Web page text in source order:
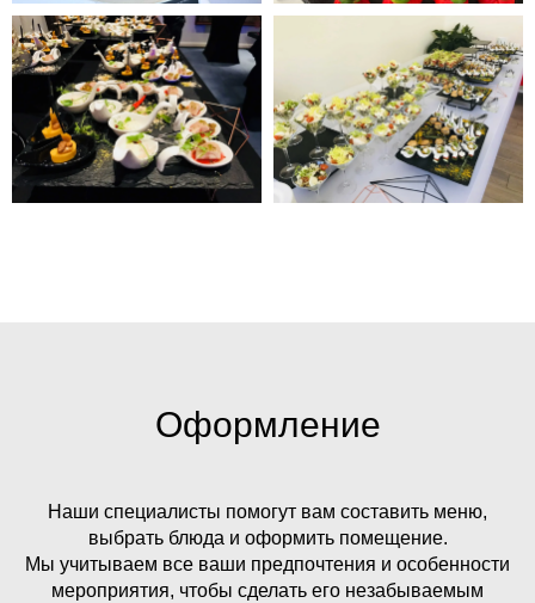
Оформление
Наши специалисты помогут вам составить меню,
выбрать блюда и оформить помещение.
Мы учитываем все ваши предпочтения и особенности
мероприятия, чтобы сделать его незабываемым